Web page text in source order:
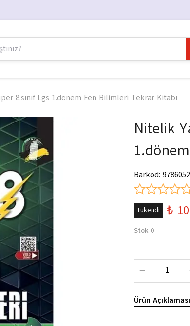
8.sınıf Lgs 1.dönem Fen Bilimleri Tekrar Kitabı
Nitelik
Barkod:
Tükendi ₺
Stok 0
Ürün Açıklaması